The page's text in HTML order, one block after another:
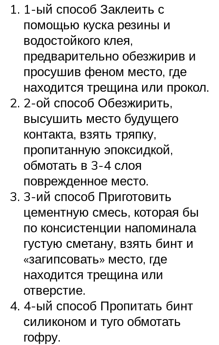
1-ый способ Заклеить с
помощью куска резины и
водостойкого клея,
предварительно обезжирив и
просушив феном место, где
находится трещина или прокол.
2-ой способ Обезжирить,
высушить место будущего
контакта, взять тряпку,
пропитанную эпоксидкой,
обмотать в 3-4 слоя
поврежденное место.
3-ий способ Приготовить
цементную смесь, которая бы
по консистенции напоминала
густую сметану, взять бинт и
«загипсовать» место, где
находится трещина или
отверстие.
4-ый способ Пропитать бинт
силиконом и туго обмотать
гофру.